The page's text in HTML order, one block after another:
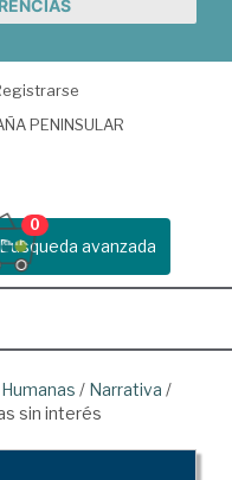
PENINSULAR
Busqueda avanzada
0
/ Narrativa /
sin interés